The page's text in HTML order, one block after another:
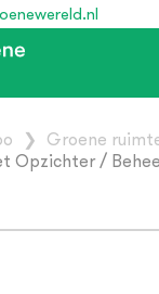
❯ Groene
Opzichter /